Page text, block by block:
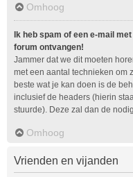
Omhoog
Ik heb spam of een e-mail
forum ontvangen!
Jammer dat we dit moeten
met een aantal technieken om
beste wat je kan doen is de
inclusief de headers (hierin
stuurde). Deze zal dan de
Omhoog
Vrienden en vijanden